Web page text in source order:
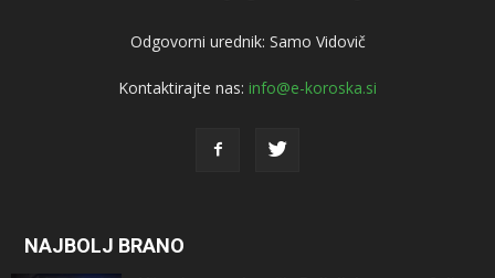
Odgovorni urednik: Samo Vidovič
Kontaktirajte nas: info@e-koroska.si
NAJBOLJ BRANO